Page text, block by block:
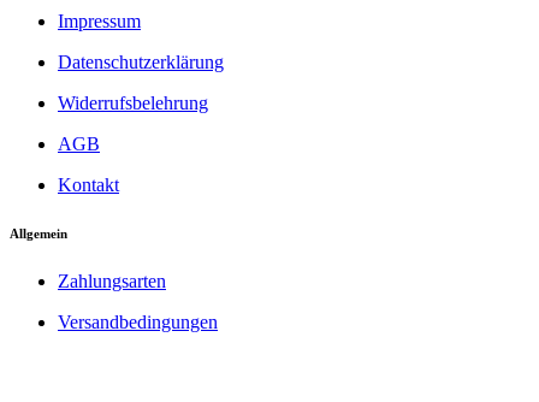
Impressum
Datenschutzerklärung
Widerrufsbelehrung
AGB
Kontakt
Allgemein
Zahlungsarten
Versandbedingungen